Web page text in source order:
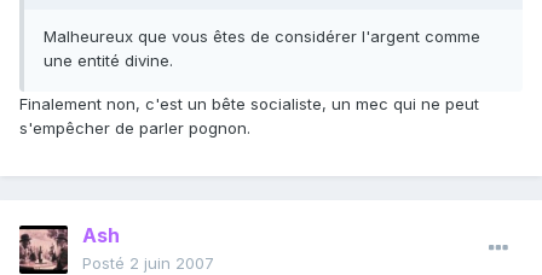
Malheureux que vous êtes de considérer l'argent comme
une entité divine.
Finalement non, c'est un bête socialiste, un mec qui ne peut
s'empêcher de parler pognon.
Ash
Posté 2 juin 2007